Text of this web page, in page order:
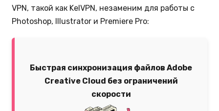
VPN, такой как KelVPN, незаменим для работы с
Photoshop, Illustrator и Premiere Pro:
Быстрая синхронизация файлов Adobe
Creative Cloud без ограничений
скорости